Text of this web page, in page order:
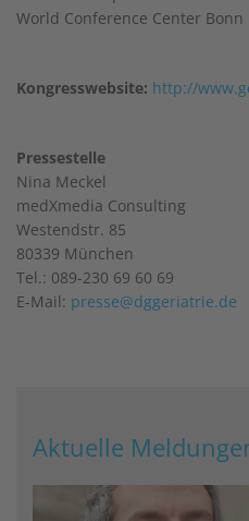
World Conference Center Bonn
Kongresswebsite: http://
Pressestelle
Nina Meckel
medXmedia Consulting
Westendstr. 85
80339 München
Tel.: 089-230 69 60 69
E-Mail: presse@dggeriatrie.de
Aktuelle